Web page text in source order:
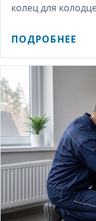
колец для
ПОДРОБНЕЕ